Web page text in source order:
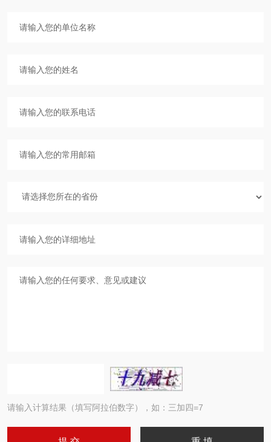
请输入计算结果（填写阿拉伯数字），如：三加四=7